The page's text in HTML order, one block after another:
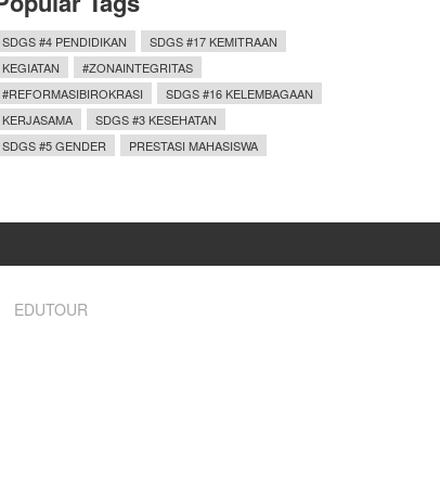
SDGS #4 PENDIDIKAN
SDGS #17 KEMITRAAN
KEGIATAN
#ZONAINTEGRITAS
#REFORMASIBIROKRASI
SDGS #16 KELEMBAGAAN
KERJASAMA
SDGS #3 KESEHATAN
SDGS #5 GENDER
PRESTASI MAHASISWA
EDUTOUR